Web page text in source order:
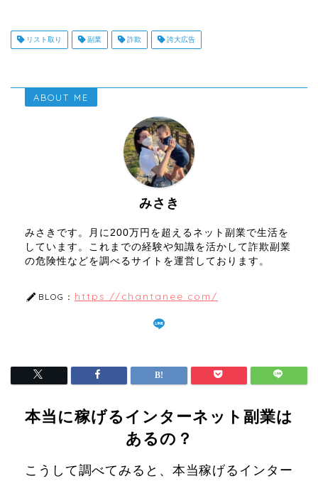
リスト取り 副業 詐欺 誇大広告
ABOUT ME
みさき
みさきです。月に200万円を超えるネット副業で生活を
しています。これまでの経験や知識を活かして詐欺副業
の危険性などを調べるサイトを運営しております。
BLOG： https://chantanee.com/
本当に稼げるインターネット副業は
あるの？
こうして調べてみると、本当稼げるインター